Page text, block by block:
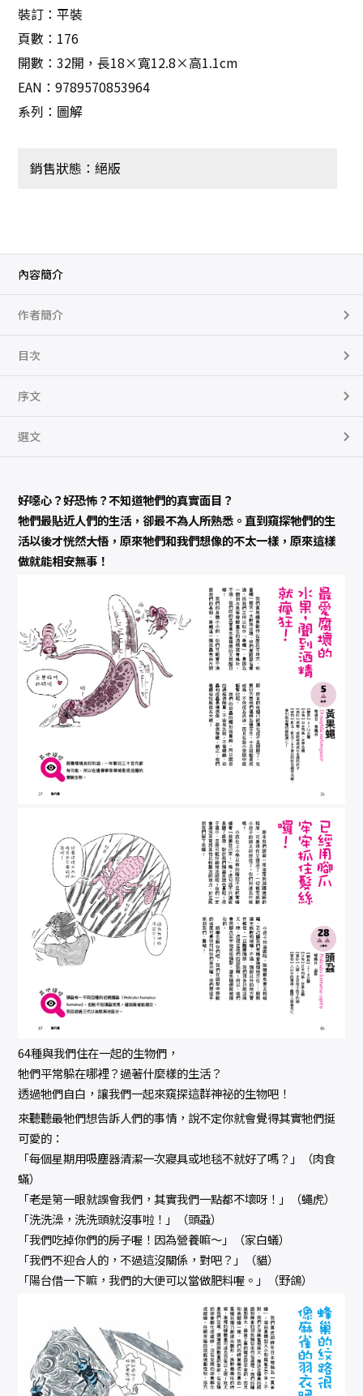
裝訂：平裝
頁數：176
開數：32開，長18×寬12.8×高1.1cm
EAN：9789570853964
系列：圖解
銷售狀態：絕版
內容簡介
作者簡介
目次
序文
選文
好噁心？好恐怖？不知道牠們的真實面目？
牠們最貼近人們的生活，卻最不為人所熟悉。直到窺探牠們的生
活以後才恍然大悟，原來牠們和我們想像的不太一樣，原來這樣
做就能相安無事！
64種與我們住在一起的生物們，
牠們平常躲在哪裡？過著什麼樣的生活？
透過牠們自白，讓我們一起來窺探這群神祕的生物吧！
來聽聽最牠們想告訴人們的事情，說不定你就會覺得其實牠們挺
可愛的：
「每個星期用吸塵器清潔一次寢具或地毯不就好了嗎？」（肉食
蟎）
「老是第一眼就誤會我們，其實我們一點都不壞呀！」（蠅虎）
「洗洗澡，洗洗頭就沒事啦！」（頭蝨）
「我們吃掉你們的房子喔！因為營養嘛～」（家白蟻）
「我們不迎合人的，不過這沒關係，對吧？」（貓）
「陽台借一下嘛，我們的大便可以當做肥料喔。」（野鴿）